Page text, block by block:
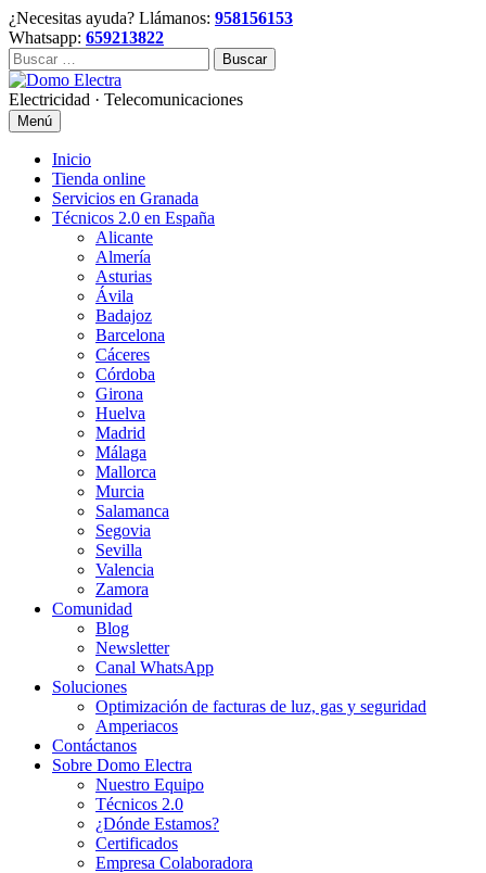
Skip
to
content
¿Necesitas ayuda? Llámanos: 958156153
Whatsapp: 659213822
Buscar:
Electricidad · Telecomunicaciones
Menú
Inicio
Tienda online
Servicios en Granada
Técnicos 2.0 en España
Alicante
Almería
Asturias
Ávila
Badajoz
Barcelona
Cáceres
Córdoba
Girona
Huelva
Madrid
Málaga
Mallorca
Murcia
Salamanca
Segovia
Sevilla
Valencia
Zamora
Comunidad
Blog
Newsletter
Canal WhatsApp
Soluciones
Optimización de facturas de luz, gas y seguridad
Amperiacos
Contáctanos
Sobre Domo Electra
Nuestro Equipo
Técnicos 2.0
¿Dónde Estamos?
Certificados
Empresa Colaboradora